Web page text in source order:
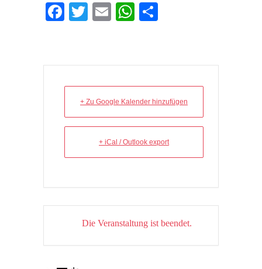
Facebook
Twitter
EmailWhatsApp
+ Zu Google Kalender hinzufügen
+ iCal / Outlook export
Die Veranstaltung ist beendet.